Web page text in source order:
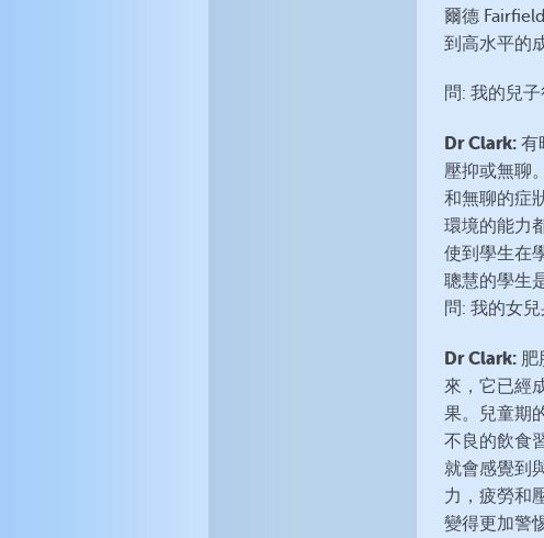
爾德
到高水平的
問: 我的兒
Dr Clark: 有
壓抑或無聊
和無聊的症
環境的能力
使到學生在
聰慧的學生
問: 我的女
Dr Clark: 肥
來，它已經
果。兒童期
不良的飲食
就會感覺到
力，疲勞和
變得更加警